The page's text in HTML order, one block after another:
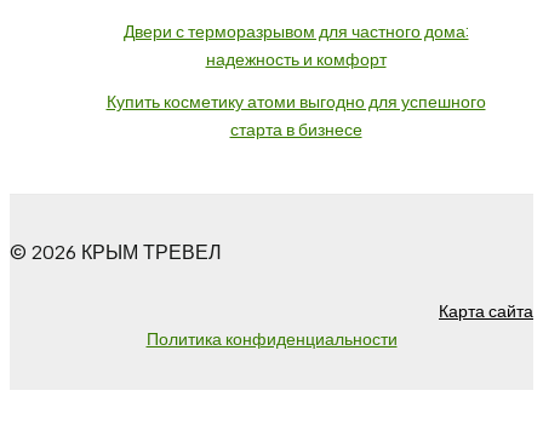
Двери с терморазрывом для частного дома:
надежность и комфорт
Купить косметику атоми выгодно для успешного
старта в бизнесе
© 2026 КРЫМ ТРЕВЕЛ
Карта сайта
Политика конфиденциальности